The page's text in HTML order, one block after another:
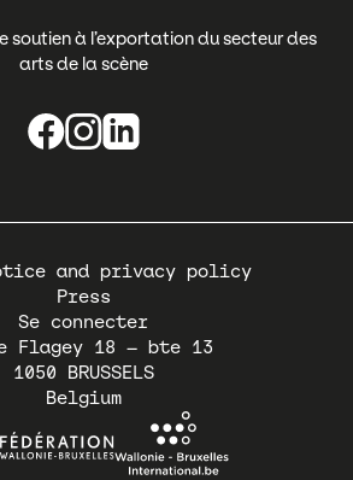
soutien à l’exportation du secteur des
arts de la scène
and privacy policy
Press
Se connecter
Flagey 18 – bte 13
1050
BRUSSELS
Belgium